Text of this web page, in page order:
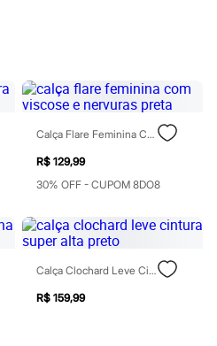
Calça Flare Feminina Com Viscose E Nervuras Preta
R$ 129,99
30% OFF - CUPOM 8DO8
Calça Clochard Leve Cintura Super Alta Preto
R$ 159,99